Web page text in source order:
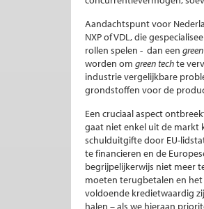
Aandachtspunt voor
NXP of VDL, die
rollen spelen - dan een
worden om green techte
industrie vergelijkbare
grondstoffen voor de
Een cruciaal aspect
gaat niet enkel uit de markt
schulduitgifte door EU-
te financieren en de
begrijpelijkerwijs niet meer
moeten terugbetalen en
voldoende kredietwaardig
halen – als we hieraan